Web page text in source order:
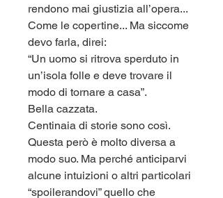
rendono mai giustizia all’opera...
Come le copertine... Ma siccome
devo farla, direi:
“Un uomo si ritrova sperduto in
un’isola folle e deve trovare il
modo di tornare a casa”.
Bella cazzata.
Centinaia di storie sono così.
Questa però è molto diversa a
modo suo. Ma perché anticiparvi
alcune intuizioni o altri particolari
“spoilerandovi” quello che